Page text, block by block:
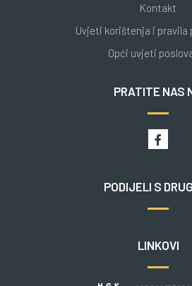
Kontakt
Uvjeti korištenja i
Opći uvjeti
PRATITE NAS
PODIJELI S
LINKOVI